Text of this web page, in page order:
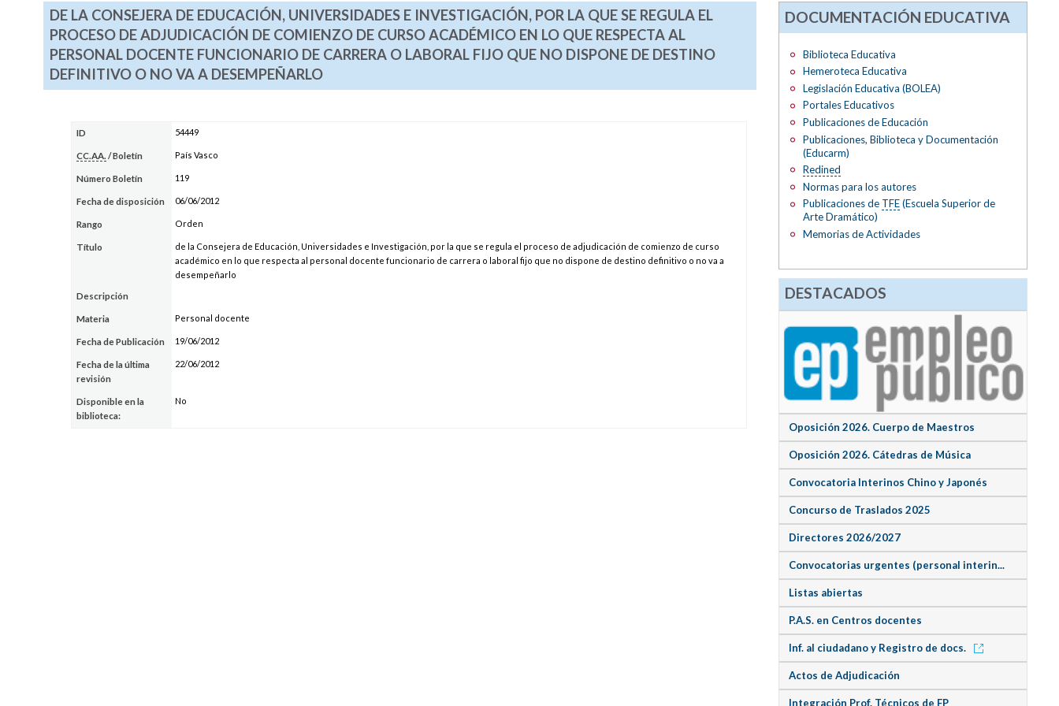
DE LA CONSEJERA DE EDUCACIÓN, UNIVERSIDADES E INVESTIGACIÓN, POR LA QUE SE REGULA EL
PROCESO DE ADJUDICACIÓN DE COMIENZO DE CURSO ACADÉMICO EN LO QUE RESPECTA AL
PERSONAL DOCENTE FUNCIONARIO DE CARRERA O LABORAL FIJO QUE NO DISPONE DE DESTINO
DEFINITIVO O NO VA A DESEMPEÑARLO
ID 54449
CC.AA. / Boletín País Vasco
Número Boletín 119
Fecha de disposición 06/06/2012
Rango Orden
Título
de la Consejera de Educación, Universidades e Investigación, por la que se regula el proceso de adjudicación de comienzo de curso
académico en lo que respecta al personal docente funcionario de carrera o laboral fijo que no dispone de destino definitivo o no va a
desempeñarlo
Descripción
Materia Personal docente
Fecha de Publicación 19/06/2012
Fecha de la última
revisión
22/06/2012
Disponible en la
biblioteca:
No
DOCUMENTACIÓN EDUCATIVA
Biblioteca Educativa
Hemeroteca Educativa
Legislación Educativa (BOLEA)
Portales Educativos
Publicaciones de Educación
Publicaciones, Biblioteca y Documentación
(Educarm)
Redined
Normas para los autores
Publicaciones de TFE(Escuela Superior de
Arte Dramático)
Memorias de Actividades
DESTACADOS
Oposición 2026. Cuerpo de Maestros
Oposición 2026. Cátedras de Música
Convocatoria Interinos Chino y Japonés
Concurso de Traslados 2025
Directores 2026/2027
Convocatorias urgentes (personal interin...
Listas abiertas
P.A.S. en Centros docentes
Inf. al ciudadano y Registro de docs.
Actos de Adjudicación
Integración Prof. Técnicos de FP